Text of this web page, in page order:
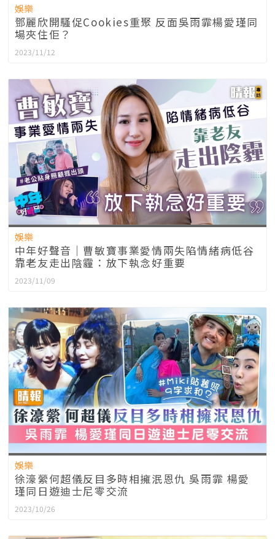
娛樂
鄧麗欣開騷促Cookies重聚 反面吳雨霏楊愛瑾同
場夾住佢？
2023/11/12
娛樂
中年好聲音｜曹敏寶事業愛情兩失陷情緒病低谷
靠老友走出陰霾：放下執念好重要
2023/11/09
娛樂
徐濠縈何超儀反目多時相擁泯恩仇 吳雨霏 楊愛
瑾同日遊迪士尼零交流
2023/10/26